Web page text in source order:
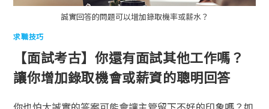
誠實回答的問題可以增加錄取機率或薪水？
求職技巧
【面試考古】你還有面試其他工作嗎？
讓你增加錄取機會或薪資的聰明回答